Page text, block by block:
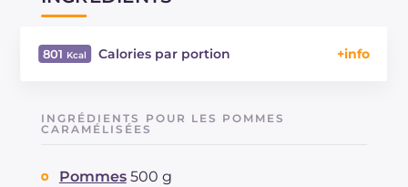
801 Calories par portion
Dont sucres
Graisses
INGRÉDIENTS POUR LES POMMES
CARAMÉLISÉES
Pommes 500 g